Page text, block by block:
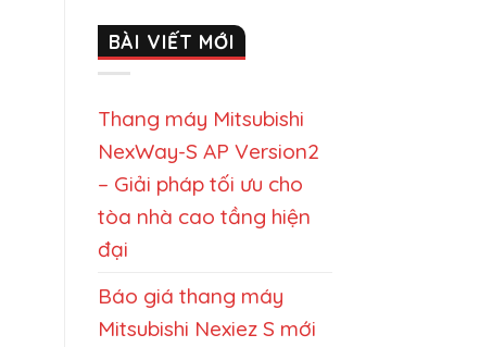
BÀI VIẾT MỚI
Thang máy Mitsubishi
NexWay-S AP Version2
– Giải pháp tối ưu cho
tòa nhà cao tầng hiện
đại
Báo giá thang máy
Mitsubishi Nexiez S mới